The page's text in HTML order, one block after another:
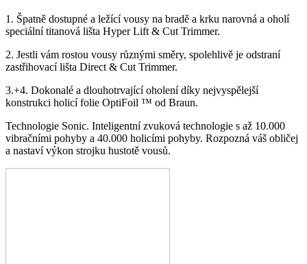
1. Špatně dostupné a ležící vousy na bradě a krku narovná a oholí
speciální titanová lišta Hyper Lift & Cut Trimmer.
2. Jestli vám rostou vousy různými směry, spolehlivě je odstraní
zastřihovací lišta Direct & Cut Trimmer.
3.+4. Dokonalé a dlouhotrvající oholení díky nejvyspělejší
konstrukci holicí folie OptiFoil ™ od Braun.
Technologie Sonic. Inteligentní zvuková technologie s až 10.000
vibračními pohyby a 40.000 holicími pohyby. Rozpozná váš obličej
a nastaví výkon strojku hustotě vousů.